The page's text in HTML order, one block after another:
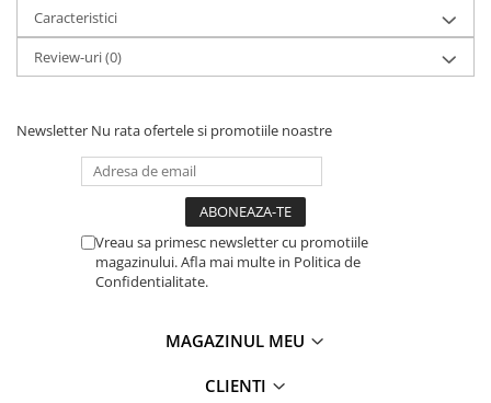
Caracteristici
Review-uri(0)
Newsletter Nu rata ofertele si promotiile noastre
Vreau sa primesc newsletter cu promotiile
magazinului. Afla mai multe in Politica de
Confidentialitate.
MAGAZINUL MEU
CLIENTI